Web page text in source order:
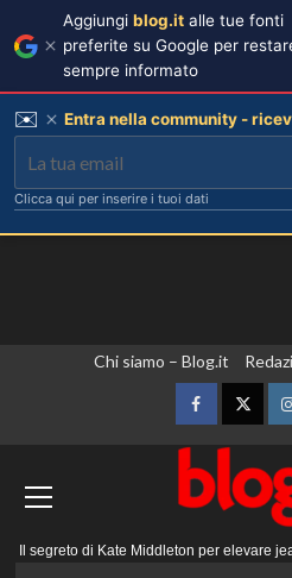
Chi siamo – Blog.it
Facebook
Il segreto di Kate Middleton per elevare
Aggiungi blog.it alle tue fonti
preferite su Google per
sempre informato
✉️ Entra nella community -
Clicca qui per inserire i tuoi dati